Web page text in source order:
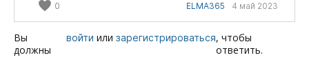
0 ELMA365 4 май 2023
Вы
должны
войти илизарегистрироваться, чтобы
ответить.